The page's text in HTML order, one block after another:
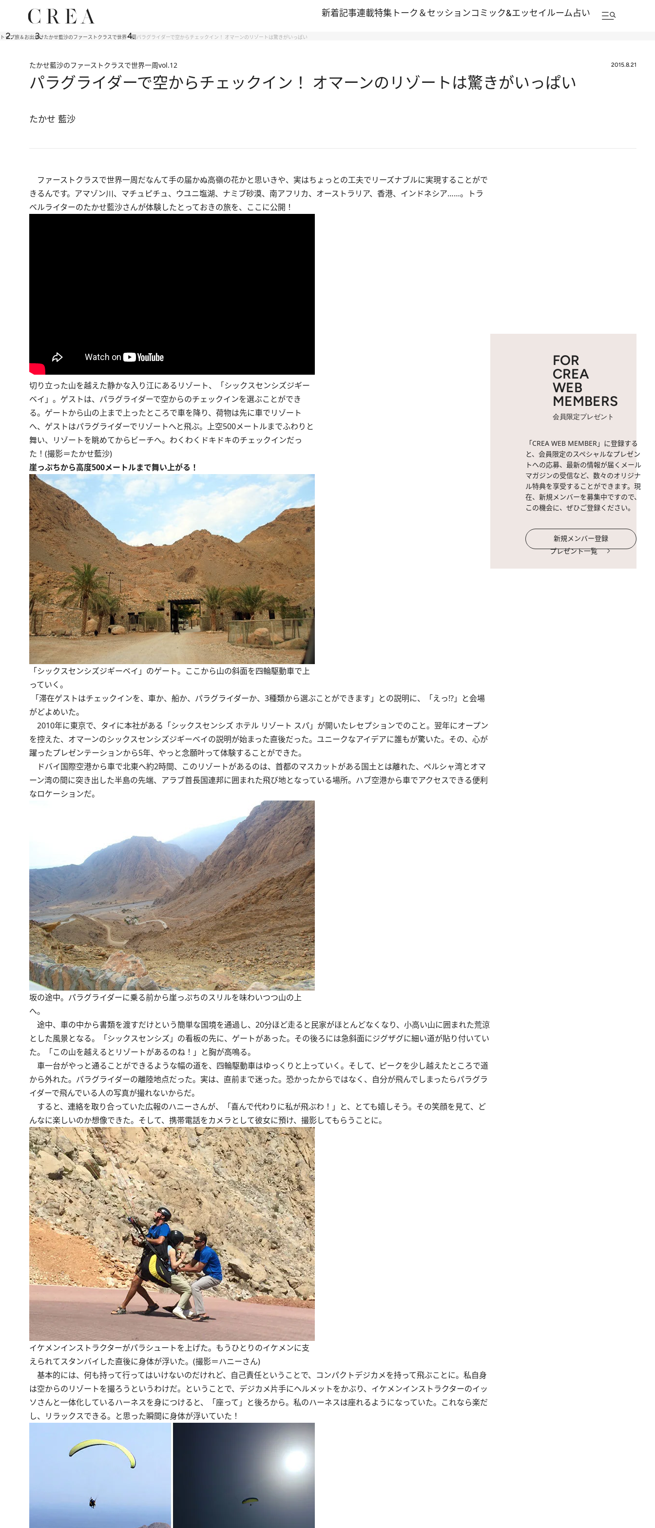
新着記事連載特集 トーク＆セッションコミック&エッセイルーム占い
トップ旅＆お出かけたかせ藍沙のファーストクラスで世界一周パラグライダーで空からチェックイン！ オマーンのリゾートは驚きがいっぱい
たかせ藍沙のファーストクラスで世界一周vol.12 2015.8.21
パラグライダーで空からチェックイン！ オマーンのリゾートは驚きがいっぱい
たかせ 藍沙
ファーストクラスで世界一周だなんて手の届かぬ高嶺の花かと思いきや、実はちょっとの工夫でリーズナブルに実現することがで
きるんです。アマゾン川、マチュピチュ、ウユニ塩湖、ナミブ砂漠、南アフリカ、オーストラリア、香港、インドネシア……。トラ
ベルライターのたかせ藍沙さんが体験したとっておきの旅を、ここに公開！
切り立った山を越えた静かな入り江にあるリゾート、「シックスセンシズジギー
ベイ」。ゲストは、パラグライダーで空からのチェックインを選ぶことができ
る。ゲートから山の上まで上ったところで車を降り、荷物は先に車でリゾート
へ、ゲストはパラグライダーでリゾートへと飛ぶ。上空500メートルまでふわりと
舞い、リゾートを眺めてからビーチへ。わくわくドキドキのチェックインだっ
た！(撮影＝たかせ藍沙)
崖っぷちから高度500メートルまで舞い上がる！
「シックスセンシズジギーベイ」のゲート。ここから山の斜面を四輪駆動車で上
っていく。
「滞在ゲストはチェックインを、車か、船か、パラグライダーか、3種類から選ぶことができます」との説明に、「えっ!?」と会場
がどよめいた。
2010年に東京で、タイに本社がある「シックスセンシズ ホテル リゾート スパ」が開いたレセプションでのこと。翌年にオープン
を控えた、オマーンのシックスセンシズジギーベイの説明が始まった直後だった。ユニークなアイデアに誰もが驚いた。その、心が
躍ったプレゼンテーションから5年、やっと念願叶って体験することができた。
ドバイ国際空港から車で北東へ約2時間、このリゾートがあるのは、首都のマスカットがある国土とは離れた、ペルシャ湾とオマ
ーン湾の間に突き出した半島の先端、アラブ首長国連邦に囲まれた飛び地となっている場所。ハブ空港から車でアクセスできる便利
なロケーションだ。
坂の途中。パラグライダーに乗る前から崖っぷちのスリルを味わいつつ山の上
へ。
途中、車の中から書類を渡すだけという簡単な国境を通過し、20分ほど走ると民家がほとんどなくなり、小高い山に囲まれた荒涼
とした風景となる。「シックスセンシズ」の看板の先に、ゲートがあった。その後ろには急斜面にジグザグに細い道が貼り付いてい
た。「この山を越えるとリゾートがあるのね！」と胸が高鳴る。
車一台がやっと通ることができるような幅の道を、四輪駆動車はゆっくりと上っていく。そして、ピークを少し越えたところで道
から外れた。パラグライダーの離陸地点だった。実は、直前まで迷った。恐かったからではなく、自分が飛んでしまったらパラグラ
イダーで飛んでいる人の写真が撮れないからだ。
すると、連絡を取り合っていた広報のハニーさんが、「喜んで代わりに私が飛ぶわ！」と、とても嬉しそう。その笑顔を見て、ど
んなに楽しいのか想像できた。そして、携帯電話をカメラとして彼女に預け、撮影してもらうことに。
イケメンインストラクターがパラシュートを上げた。もうひとりのイケメンに支
えられてスタンバイした直後に身体が浮いた。(撮影＝ハニーさん)
基本的には、何も持って行ってはいけないのだけれど、自己責任ということで、コンパクトデジカメを持って飛ぶことに。私自身
は空からのリゾートを撮ろうというわけだ。ということで、デジカメ片手にヘルメットをかぶり、イケメンインストラクターのイッ
ソさんと一体化しているハーネスを身につけると、「座って」と後ろから。私のハーネスは座れるようになっていた。これなら楽だ
し、リラックスできる。と思った瞬間に身体が浮いていた！
FOR
CREA
WEB
MEMBERS
会員限定プレゼント
「CREA WEB MEMBER」に登録する
と、会員限定のスペシャルなプレゼン
トへの応募、最新の情報が届くメール
マガジンの受信など、数々のオリジナ
ル特典を享受することができます。現
在、新規メンバーを募集中ですので、
この機会に、ぜひご登録ください。
新規メンバー登録
プレゼント一覧